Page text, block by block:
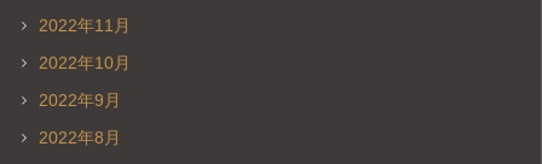
2022年11月
2022年10月
2022年9月
2022年8月